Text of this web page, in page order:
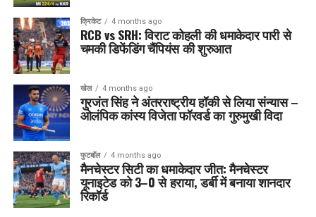
क्रिकेट 4 months ago
RCB vs SRH: विराट कोहली की धमाकेदार पारी से
चमकी डिफेंडिंग चैंपियंस की शुरुआत
खेल 4 months ago
गुरजंत सिंह ने अंतरराष्ट्रीय हॉकी से लिया संन्यास –
ओलंपिक कांस्य विजेता फॉरवर्ड का गुरुमुखी विदा
फुटबॉल 4 months ago
मैनचेस्टर सिटी का धमाकेदार जीत: मैनचेस्टर
यूनाइटेड को 3–0 से हराया, डर्बी में बनाया शानदार
रिकॉर्ड